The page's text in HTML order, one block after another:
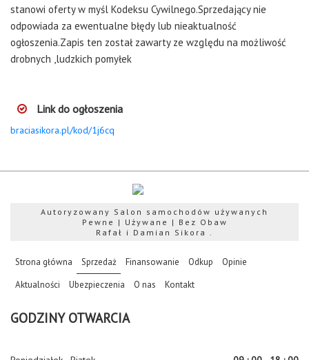
stanowi oferty w myśl Kodeksu Cywilnego.Sprzedający nie
odpowiada za ewentualne błędy lub nieaktualność
ogłoszenia.Zapis ten został zawarty ze względu na możliwość
drobnych ,ludzkich pomyłek
Link do ogłoszenia
braciasikora.pl/kod/1j6cq
Autoryzowany Salon samochodów używanych
Pewne | Używane | Bez Obaw
Rafał i Damian Sikora .
Strona główna(current)
Sprzedaż Finansowanie Odkup
Opinie
Aktualności
Ubezpieczenia O nas Kontakt
GODZINY OTWARCIA